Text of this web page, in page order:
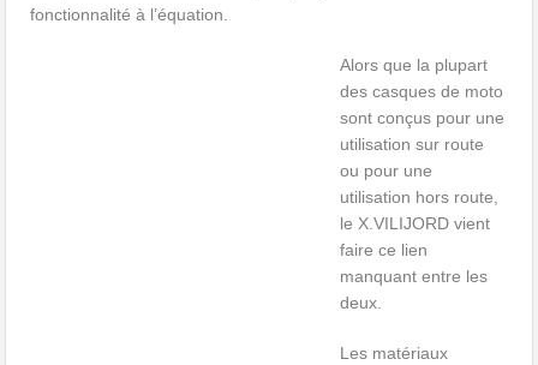
fonctionnalité à l’équation.
Alors que la plupart
des casques de moto
sont conçus pour une
utilisation sur route
ou pour une
utilisation hors route,
le X.VILIJORD vient
faire ce lien
manquant entre les
deux.
Les matériaux